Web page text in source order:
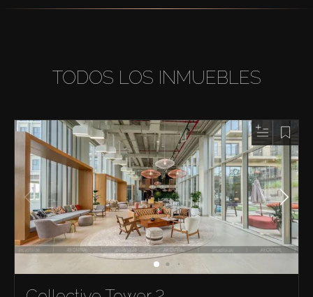
TODOS LOS INMUEBLES